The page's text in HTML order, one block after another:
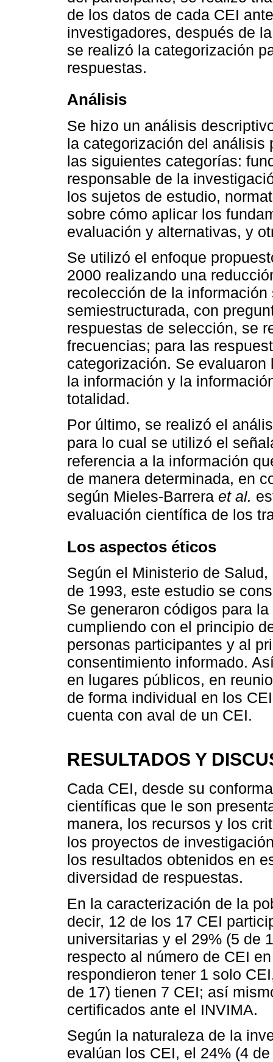
de los datos de cada CEI
investigadores, después de
se realizó la categorización
respuestas.
Análisis
Se hizo un análisis
la categorización del análisis
las siguientes categorías:
responsable de la
los sujetos de estudio,
sobre cómo aplicar los
evaluación y alternativas, y
Se utilizó el enfoque
2000 realizando una
recolección de la
semiestructurada, con
respuestas de selección, se
frecuencias; para las
categorización. Se
la información y la
totalidad.
Por último, se realizó el
para lo cual se utilizó el
referencia a la información
de manera determinada, en
según Mieles-Barrera et al.
evaluación científica de los
Los aspectos éticos
Según el Ministerio de
de 1993, este estudio se
Se generaron códigos para
cumpliendo con el principio
personas participantes y al
consentimiento informado.
en lugares públicos, en
de forma individual en los
cuenta con aval de un CEI.
RESULTADOS Y
Cada CEI, desde su
científicas que le son
manera, los recursos y los
los proyectos de
los resultados obtenidos en
diversidad de respuestas.
En la caracterización de la
decir, 12 de los 17 CEI
universitarias y el 29% (5 de
respecto al número de CEI
respondieron tener 1 solo
de 17) tienen 7 CEI; así
certificados ante el INVIMA.
Según la naturaleza de la
evalúan los CEI, el 24% (4